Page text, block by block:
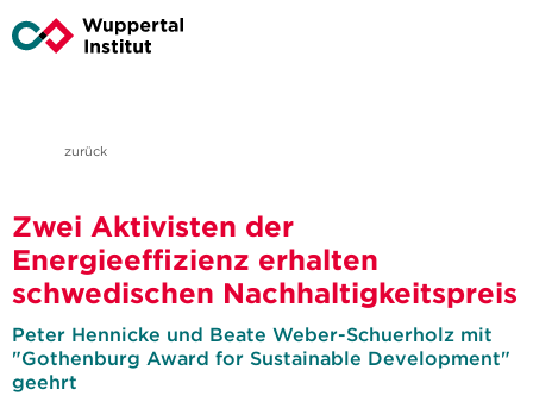
zurück
Zwei Aktivisten der
Energieeffizienz erhalten
schwedischen Nachhaltigkeitspreis
Peter Hennicke und Beate Weber-Schuerholz mit
"Gothenburg Award for Sustainable Development"
geehrt